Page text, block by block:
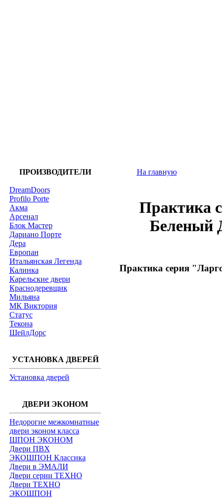
ПРОИЗВОДИТЕЛИ
DreamDoors
Profilo Porte
Акма
Арсенал
Блок Мастер
Дариано Порте
Дера
Европан
Итальянская Легенда
Калинка
Карельские двери
Краснодеревщик
Мильяна
МК Виктория
Статус
Текона
ШейлДорс
УСТАНОВКА ДВЕРЕЙ
Установка дверей
ДВЕРИ ЭКОНОМ
Недорогие межкомнатные
двери эконом класса
ШПОН ЭКОНОМ
Двери ПВХ
ЭКОШПОН Классика
Двери в ЭМАЛИ
Двери серии ТЕХНО
Двери ТЕХНО
ЭКОШПОН
На главную
Практика
Беленый
Практика серия